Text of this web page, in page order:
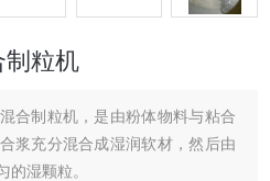
制粒机
合制粒机，是由粉体物料与粘合
浆充分混合成湿润软材，然后由
的湿颗粒。